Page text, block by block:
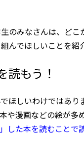
のみなさんは、ど
んでほしいことを
読もう！
ほしいわけではあ
や漫画などの絵が
」した本を読むこと